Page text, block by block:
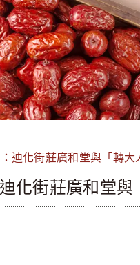
迪化街莊廣和堂與「轉大
化街莊廣和堂